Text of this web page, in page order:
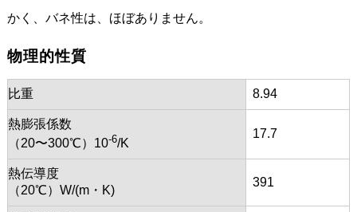
かく、バネ性は、ほぼありません。
物理的性質
比重 8.94
熱膨張係数
（20〜300℃）10-6/K
17.7
熱伝導度
（20℃）W/(m・K)
391